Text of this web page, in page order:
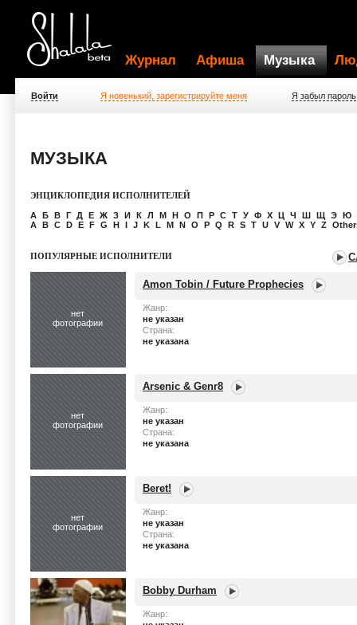
Журнал Афиша Музыка
Войти Я новенький, зарегистрируйте меня Я забыл пароль
МУЗЫКА
ЭНЦИКЛОПЕДИЯ ИСПОЛНИТЕЛЕЙ
A Б В Г Д Е Ж З И К Л М Н О П Р С Т У Ф Х Ц Ч Ш Щ Э Ю
A B C D E F G H I J K L M N O P Q R S T U V W X Y Z
ПОПУЛЯРНЫЕ ИСПОЛНИТЕЛИ
нет
фотографии
Amon Tobin / Future Prophecies
Жанр:
не указан
Страна:
не указана
нет
фотографии
Arsenic & Genr8
Жанр:
не указан
Страна:
не указана
нет
фотографии
Beret!
Жанр:
не указан
Страна:
не указана
Bobby Durham
Жанр: